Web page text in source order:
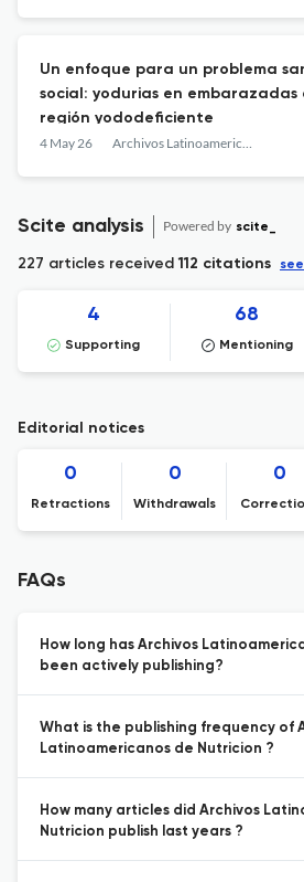
Un enfoque para un problema
social: yodurias en embarazadas
región yododeficiente
4 May 26 Archivos Latinoamericanos de Nutrición
Scite analysis Powered by scite_
227 articles received112 citations see
4
Supporting
68
Mentioning
Editorial notices
0
Retractions
0
Withdrawals
0
FAQs
How long has Archivos
been actively publishing?
What is the publishing frequency of
Latinoamericanos de Nutricion ?
How many articles did Archivos
Nutricion publish last years ?